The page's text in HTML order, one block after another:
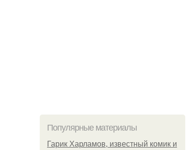
Популярные материалы
Гарик Харламов, известный комик и